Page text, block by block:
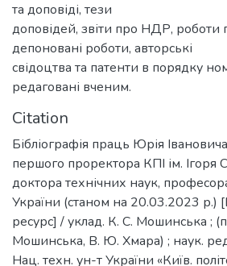
та доповіді, тези
доповідей, звіти про НДР, роботи
депоновані роботи, авторські
свідоцтва та патенти в порядку
редаговані вченим.
Citation
Бібліографія праць Юрія
першого проректора КПІ ім. Ігоря
доктора технічних наук,
України (станом на 20.03.2023 р.)
ресурс] / уклад. К. С. Мошинська ;
Мошинська, В. Ю. Хмара) ; наук.
Нац. техн. ун-т України «Київ.